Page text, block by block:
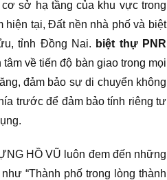
sở hạ tầng của khu vực trong
hiện tại, Đất nền nhà phố và biệt
tỉnh Đồng Nai. biệt thự PNR
về tiến độ bàn giao trong mọi
đảm bảo sự di chuyển không
trước để đảm bảo tính riêng tư
HỒ VŨ luôn đem đến những
“Thành phố trong lòng thành